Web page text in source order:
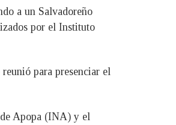
a un Salvadoreño
por el Instituto
para presenciar el
Apopa (INA) y el